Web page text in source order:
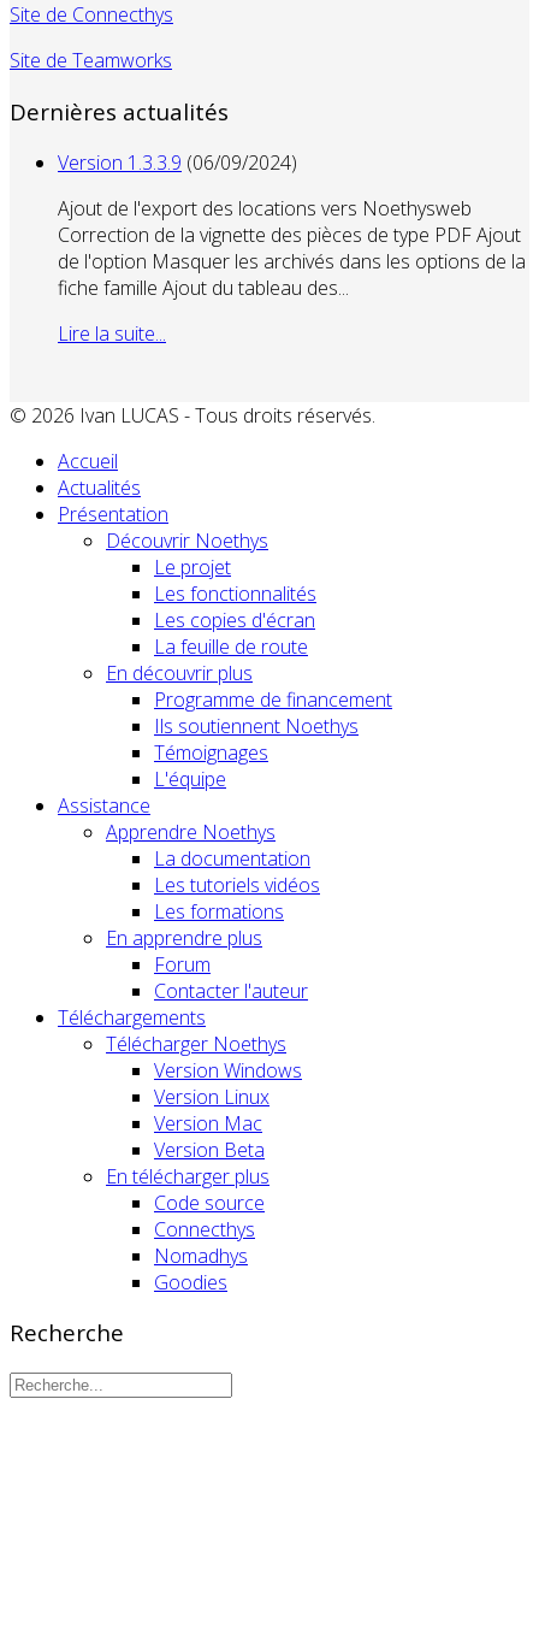
Site de Connecthys
Site de Teamworks
Dernières actualités
Version 1.3.3.9 (06/09/2024)
Ajout de l'export des locations vers Noethysweb
Correction de la vignette des pièces de type PDF Ajout
de l'option Masquer les archivés dans les options de la
fiche famille Ajout du tableau des...
Lire la suite...
© 2026 Ivan LUCAS - Tous droits réservés.
Accueil
Actualités
Présentation
Découvrir Noethys
Le projet
Les fonctionnalités
Les copies d'écran
La feuille de route
En découvrir plus
Programme de financement
Ils soutiennent Noethys
Témoignages
L'équipe
Assistance
Apprendre Noethys
La documentation
Les tutoriels vidéos
Les formations
En apprendre plus
Forum
Contacter l'auteur
Téléchargements
Télécharger Noethys
Version Windows
Version Linux
Version Mac
Version Beta
En télécharger plus
Code source
Connecthys
Nomadhys
Goodies
Recherche